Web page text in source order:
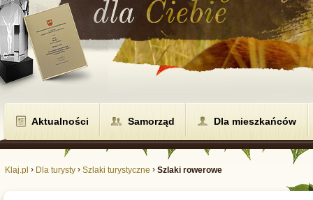
Aktualności Samorząd Dla mieszkańców
Klaj.pl › Dla turysty › Szlaki turystyczne › Szlaki rowerowe